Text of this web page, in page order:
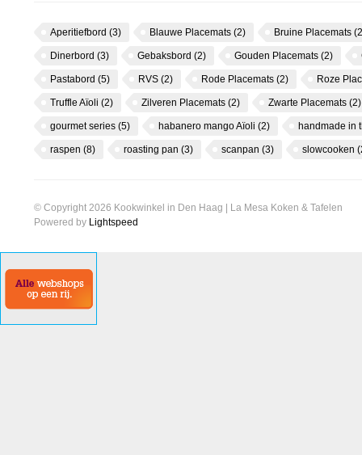
Aperitiefbord (3) Blauwe Placemats (2) Bruine Placemats
Dinerbord (3) Gebaksbord (2) Gouden Placemats (2)
Pastabord (5) RVS (2) Rode Placemats (2) Roze
Truffle Aïoli (2) Zilveren Placemats (2) Zwarte Placemats (2)
gourmet series (5) habanero mango Aïoli (2) handmade in
raspen (8) roasting pan (3) scanpan (3) slowcooken
© Copyright 2026 Kookwinkel in Den Haag | La Mesa Koken & Tafelen
Powered by Lightspeed